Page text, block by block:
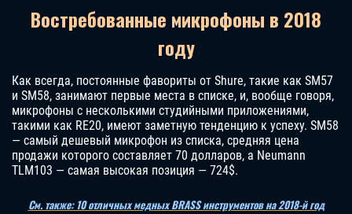
Востребованные микрофоны в 2018
году
Как всегда, постоянные фавориты от Shure, такие как SM57
и SM58, занимают первые места в списке, и, вообще говоря,
микрофоны с несколькими студийными приложениями,
такими как RE20, имеют заметную тенденцию к успеху. SM58
— самый дешевый микрофон из списка, средняя цена
продажи которого составляет 70 долларов, а Neumann
TLM103 — самая высокая позиция — 724$.
См. также: 10 отличных медных BRASS инструментов на 2018-й год